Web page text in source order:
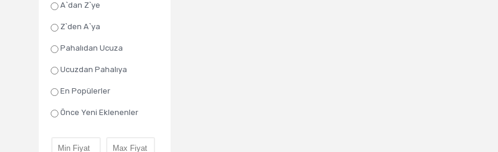
A`dan Z`ye
Z`den A`ya
Pahalıdan Ucuza
Ucuzdan Pahalıya
En Popülerler
Önce Yeni Eklenenler